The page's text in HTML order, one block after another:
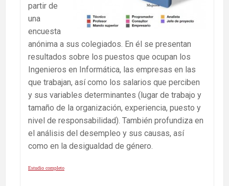
partir de
una
encuesta
anónima a sus colegiados. En él se presentan
resultados sobre los puestos que ocupan los
Ingenieros en Informática, las empresas en las
que trabajan, así como los salarios que perciben
y sus variables determinantes (lugar de trabajo y
tamaño de la organización, experiencia, puesto y
nivel de responsabilidad). También profundiza en
el análisis del desempleo y sus causas, así
como en la desigualdad de género.
Estudio completo